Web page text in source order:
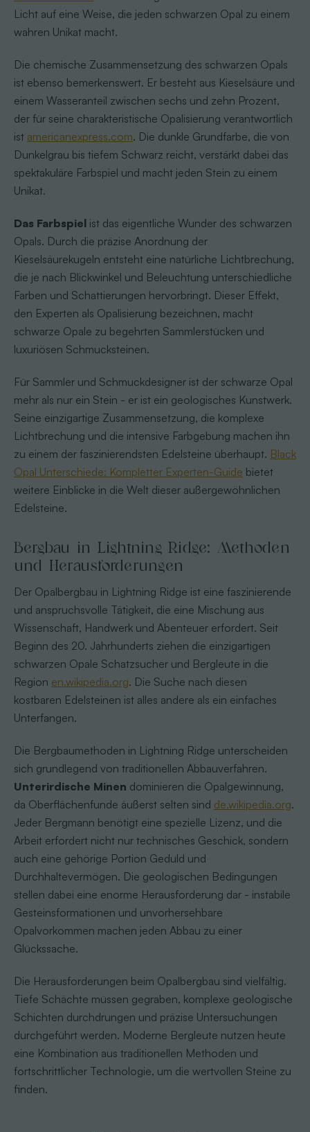
Licht auf eine Weise, die jeden schwarzen Opal zu einem
wahren Unikat macht.
Die chemische Zusammensetzung des schwarzen Opals
ist ebenso bemerkenswert. Er besteht aus Kieselsäure und
einem Wasseranteil zwischen sechs und zehn Prozent,
der für seine charakteristische Opalisierung verantwortlich
ist americanexpress.com. Die dunkle Grundfarbe, die von
Dunkelgrau bis tiefem Schwarz reicht, verstärkt dabei das
spektakuläre Farbspiel und macht jeden Stein zu einem
Unikat.
Das Farbspielist das eigentliche Wunder des schwarzen
Opals. Durch die präzise Anordnung der
Kieselsäurekugeln entsteht eine natürliche Lichtbrechung,
die je nach Blickwinkel und Beleuchtung unterschiedliche
Farben und Schattierungen hervorbringt. Dieser Effekt,
den Experten als Opalisierung bezeichnen, macht
schwarze Opale zu begehrten Sammlerstücken und
luxuriösen Schmucksteinen.
Für Sammler und Schmuckdesigner ist der schwarze Opal
mehr als nur ein Stein - er ist ein geologisches Kunstwerk.
Seine einzigartige Zusammensetzung, die komplexe
Lichtbrechung und die intensive Farbgebung machen ihn
zu einem der faszinierendsten Edelsteine überhaupt. Black
Opal Unterschiede: Kompletter Experten-Guide bietet
weitere Einblicke in die Welt dieser außergewöhnlichen
Edelsteine.
Bergbau in Lightning Ridge: Methoden
und Herausforderungen
Der Opalbergbau in Lightning Ridge ist eine faszinierende
und anspruchsvolle Tätigkeit, die eine Mischung aus
Wissenschaft, Handwerk und Abenteuer erfordert. Seit
Beginn des 20. Jahrhunderts ziehen die einzigartigen
schwarzen Opale Schatzsucher und Bergleute in die
Region en.wikipedia.org. Die Suche nach diesen
kostbaren Edelsteinen ist alles andere als ein einfaches
Unterfangen.
Die Bergbaumethoden in Lightning Ridge unterscheiden
sich grundlegend von traditionellen Abbauverfahren.
Unterirdische Minen dominieren die Opalgewinnung,
da Oberflächenfunde äußerst selten sind de.wikipedia.org.
Jeder Bergmann benötigt eine spezielle Lizenz, und die
Arbeit erfordert nicht nur technisches Geschick, sondern
auch eine gehörige Portion Geduld und
Durchhaltevermögen. Die geologischen Bedingungen
stellen dabei eine enorme Herausforderung dar - instabile
Gesteinsformationen und unvorhersehbare
Opalvorkommen machen jeden Abbau zu einer
Glückssache.
Die Herausforderungen beim Opalbergbau sind vielfältig.
Tiefe Schächte müssen gegraben, komplexe geologische
Schichten durchdrungen und präzise Untersuchungen
durchgeführt werden. Moderne Bergleute nutzen heute
eine Kombination aus traditionellen Methoden und
fortschrittlicher Technologie, um die wertvollen Steine zu
finden.